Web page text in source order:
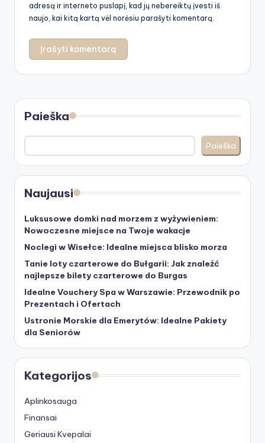
adresą ir interneto puslapį, kad jų nebereiktų įvesti iš
naujo, kai kitą kartą vėl norėsiu parašyti komentarą.
Paieška
Paieška
Naujausi
Luksusowe domki nad morzem z wyżywieniem:
Nowoczesne miejsce na Twoje wakacje
Noclegi w Wisełce: Idealne miejsca blisko morza
Tanie loty czarterowe do Bułgarii: Jak znaleźć
najlepsze bilety czarterowe do Burgas
Idealne Vouchery Spa w Warszawie: Przewodnik po
Prezentach i Ofertach
Ustronie Morskie dla Emerytów: Idealne Pakiety
dla Seniorów
Kategorijos
Aplinkosauga
Finansai
Geriausi Kvepalai